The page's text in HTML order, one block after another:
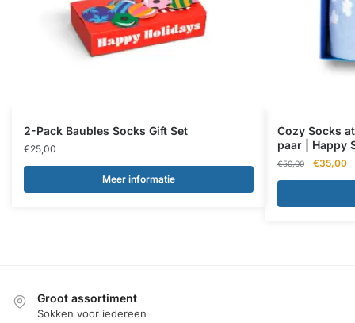
2-Pack Baubles Socks Gift Set
€25,00
Meer informatie
Cozy Socks
paar | Happy
€50,00
€50,00.
€35,00
Groot assortiment
Sokken voor iedereen